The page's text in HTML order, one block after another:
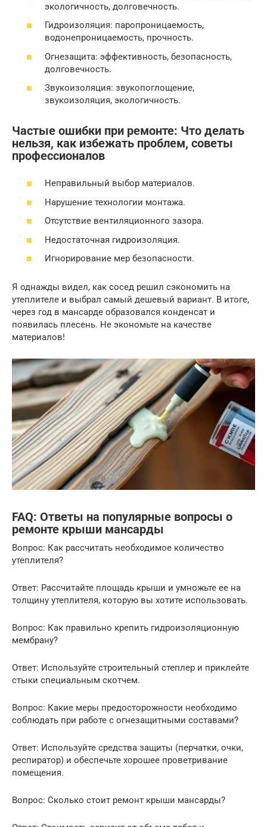
экологичность, долговечность.
Гидроизоляция: паропроницаемость,
водонепроницаемость, прочность.
Огнезащита: эффективность, безопасность,
долговечность.
Звукоизоляция: звукопоглощение,
звукоизоляция, экологичность.
Частые ошибки при ремонте: Что делать
нельзя, как избежать проблем, советы
профессионалов
Неправильный выбор материалов.
Нарушение технологии монтажа.
Отсутствие вентиляционного зазора.
Недостаточная гидроизоляция.
Игнорирование мер безопасности.
Я однажды видел, как сосед решил сэкономить на
утеплителе и выбрал самый дешевый вариант. В итоге,
через год в мансарде образовался конденсат и
появилась плесень. Не экономьте на качестве
материалов!
FAQ: Ответы на популярные вопросы о
ремонте крыши мансарды
Вопрос: Как рассчитать необходимое количество
утеплителя?
Ответ: Рассчитайте площадь крыши и умножьте ее на
толщину утеплителя, которую вы хотите использовать.
Вопрос: Как правильно крепить гидроизоляционную
мембрану?
Ответ: Используйте строительный степлер и приклейте
стыки специальным скотчем.
Вопрос: Какие меры предосторожности необходимо
соблюдать при работе с огнезащитными составами?
Ответ: Используйте средства защиты (перчатки, очки,
респиратор) и обеспечьте хорошее проветривание
помещения.
Вопрос: Сколько стоит ремонт крыши мансарды?